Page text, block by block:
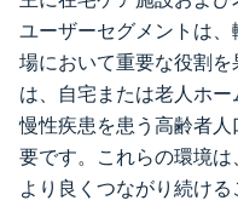
ユーザーセグメントは
場において重要な役割
は、自宅または老人ホ
慢性疾患を患う高齢者
要です。これらの環境
より良くつながり続け